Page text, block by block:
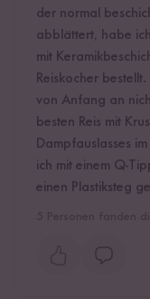
der normal
abblättert, habe
mit
Reiskocher
von Anfang an
besten Reis mit
Dampfauslasses
ich mit einem Q-
einen Plastiksteg